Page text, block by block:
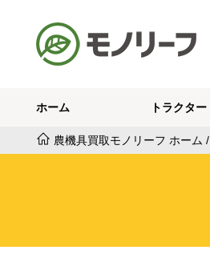
ホーム トラクター
農機具買取モノリーフ ホーム /